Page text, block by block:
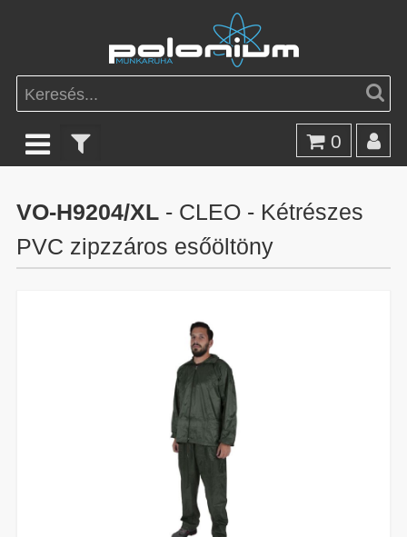
0
VO-H9204/XL- CLEO - Kétrészes
PVC zipzzáros esőöltöny